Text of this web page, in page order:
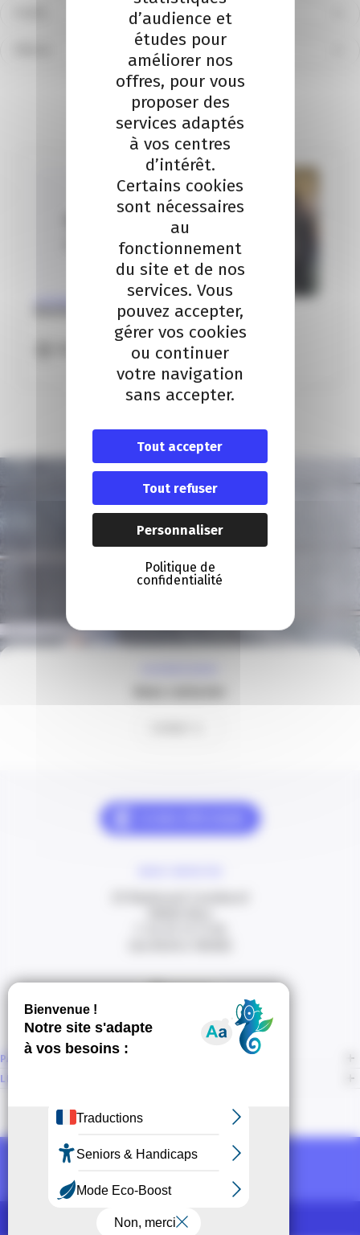
Réinitialiser
Business Transfer Forum
PAGES
LIENS CONNEXES
Recevoir la newsletter CCI
CCI Espace Presse
d’audience et
études pour
améliorer nos
offres, pour vous
proposer des
services adaptés
à vos centres
d’intérêt.
Certains cookies
sont nécessaires
au
fonctionnement
du site et de nos
services. Vous
pouvez accepter,
gérer vos cookies
ou continuer
votre navigation
sans accepter.
Tout accepter
Tout refuser
Personnaliser
Politique de
confidentialité